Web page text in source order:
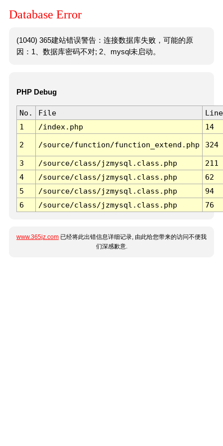
Database Error
(1040) 365建站错误警告：连接数据库失败，可能的原
因：1、数据库密码不对; 2、mysql未启动。
PHP Debug
No. File
Line
1
/index.php 14
2 /source/function/function_extend.php 324
3 /source/class/jzmysql.class.php
211
4
/source/class/jzmysql.class.php
62
5
/source/class/jzmysql.class.php
94
6
/source/class/jzmysql.class.php 76
www.365jz.com 已经将此出错信息详细记录, 由此给您带来的访问不便我
们深感歉意.